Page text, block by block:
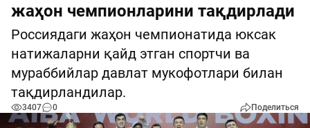
жаҳон чемпионларини тақдирлади
Россиядаги жаҳон чемпионатида юксак
натижаларни қайд этган спортчи ва
мураббийлар давлат мукофотлари билан
тақдирландилар.
3407 0 Поделиться